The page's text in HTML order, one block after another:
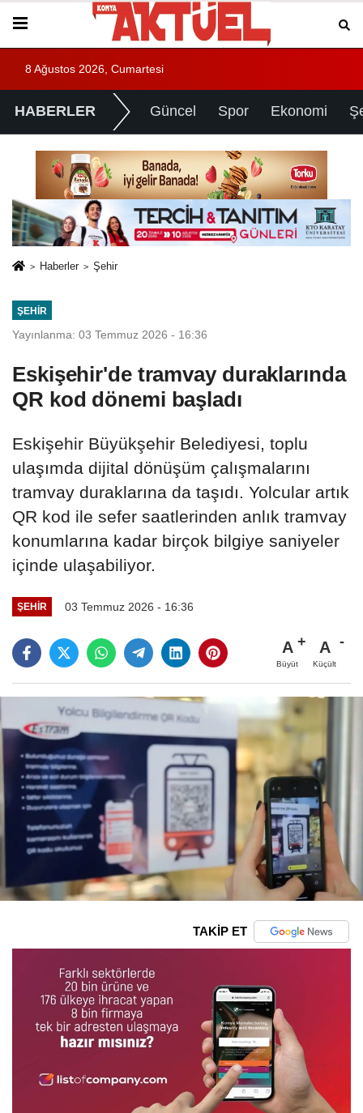
8 Ağustos 2026, Cumartesi
HABERLER Güncel Spor Ekonomi
Haberler Şehir
ŞEHIR
Yayınlanma: 03 Temmuz 2026 - 16:36
Eskişehir'de tramvay duraklarında
QR kod dönemi başladı
Eskişehir Büyükşehir Belediyesi, toplu
ulaşımda dijital dönüşüm çalışmalarını
tramvay duraklarına da taşıdı. Yolcular artık
QR kod ile sefer saatlerinden anlık tramvay
konumlarına kadar birçok bilgiye saniyeler
içinde ulaşabiliyor.
ŞEHIR 03 Temmuz 2026 - 16:36
A
Büyüt
A
Küçült
TAKİP ET